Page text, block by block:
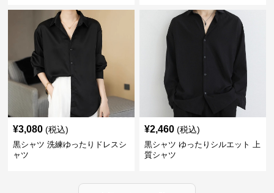
¥3,080 (税込)
黒シャツ 洗練ゆったりドレスシ
ャツ
¥2,460 (税込)
黒シャツ ゆったりシルエット 上
質シャツ